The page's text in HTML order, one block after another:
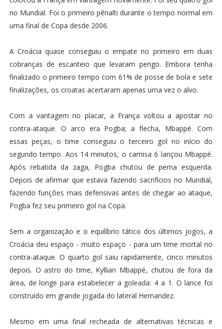
no Mundial. Foi o primeiro pênalti durante o tempo normal em
uma final de Copa desde 2006.
A Croácia quase conseguiu o empate no primeiro em duas
cobranças de escanteio que levaram perigo. Embora tenha
finalizado o primeiro tempo com 61% de posse de bola e sete
finalizações, os croatas acertaram apenas uma vez o alvo.
Com a vantagem no placar, a França voltou a apostar no
contra-ataque. O arco era Pogba; a flecha, Mbappé. Com
essas peças, o time conseguiu o terceiro gol no início do
segundo tempo. Aos 14 minutos, o camisa 6 lançou Mbappé.
Após rebatida da zaga, Pogba chutou de perna esquerda.
Depois de afirmar que estava fazendo sacrifícios no Mundial,
fazendo funções mais defensivas antes de chegar ao ataque,
Pogba fez seu primeiro gol na Copa.
Sem a organização e o equilíbrio tático dos últimos jogos, a
Croácia deu espaço - muito espaço - para um time mortal no
contra-ataque. O quarto gol saiu rapidamente, cinco minutos
depois. O astro do time, Kyllian Mbappé, chutou de fora da
área, de longe para estabelecer a goleada: 4 a 1. O lance foi
construído em grande jogada do lateral Hernandez.
Mesmo em uma final recheada de alternativas técnicas e